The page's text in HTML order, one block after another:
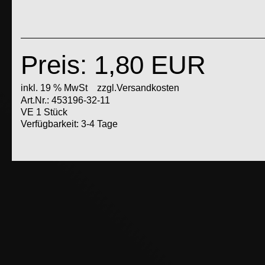
Preis: 1,80 EUR
inkl. 19 % MwSt
zzgl.Versandkosten
Art.Nr.: 453196-32-11
VE 1 Stück
Verfügbarkeit: 3-4 Tage